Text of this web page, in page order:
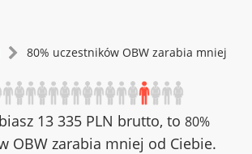
80% uczestników OBW zarabia mniej
13 335 PLN brutto, to 80%
OBW zarabia mniej od Ciebie.